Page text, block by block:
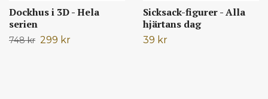
Dockhus i 3D - Hela
serien
748 kr 299 kr
Sicksack-figurer - Alla
hjärtans dag
39 kr